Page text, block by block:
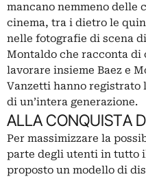
mancano nemmeno delle
cinema, tra i dietro le
nelle fotografie di scena
Montaldo che racconta di
lavorare insieme Baez e
Vanzetti hanno registrato
di un’intera generazione.
ALLA CONQUISTA
Per massimizzare la
parte degli utenti in tutto
proposto un modello di